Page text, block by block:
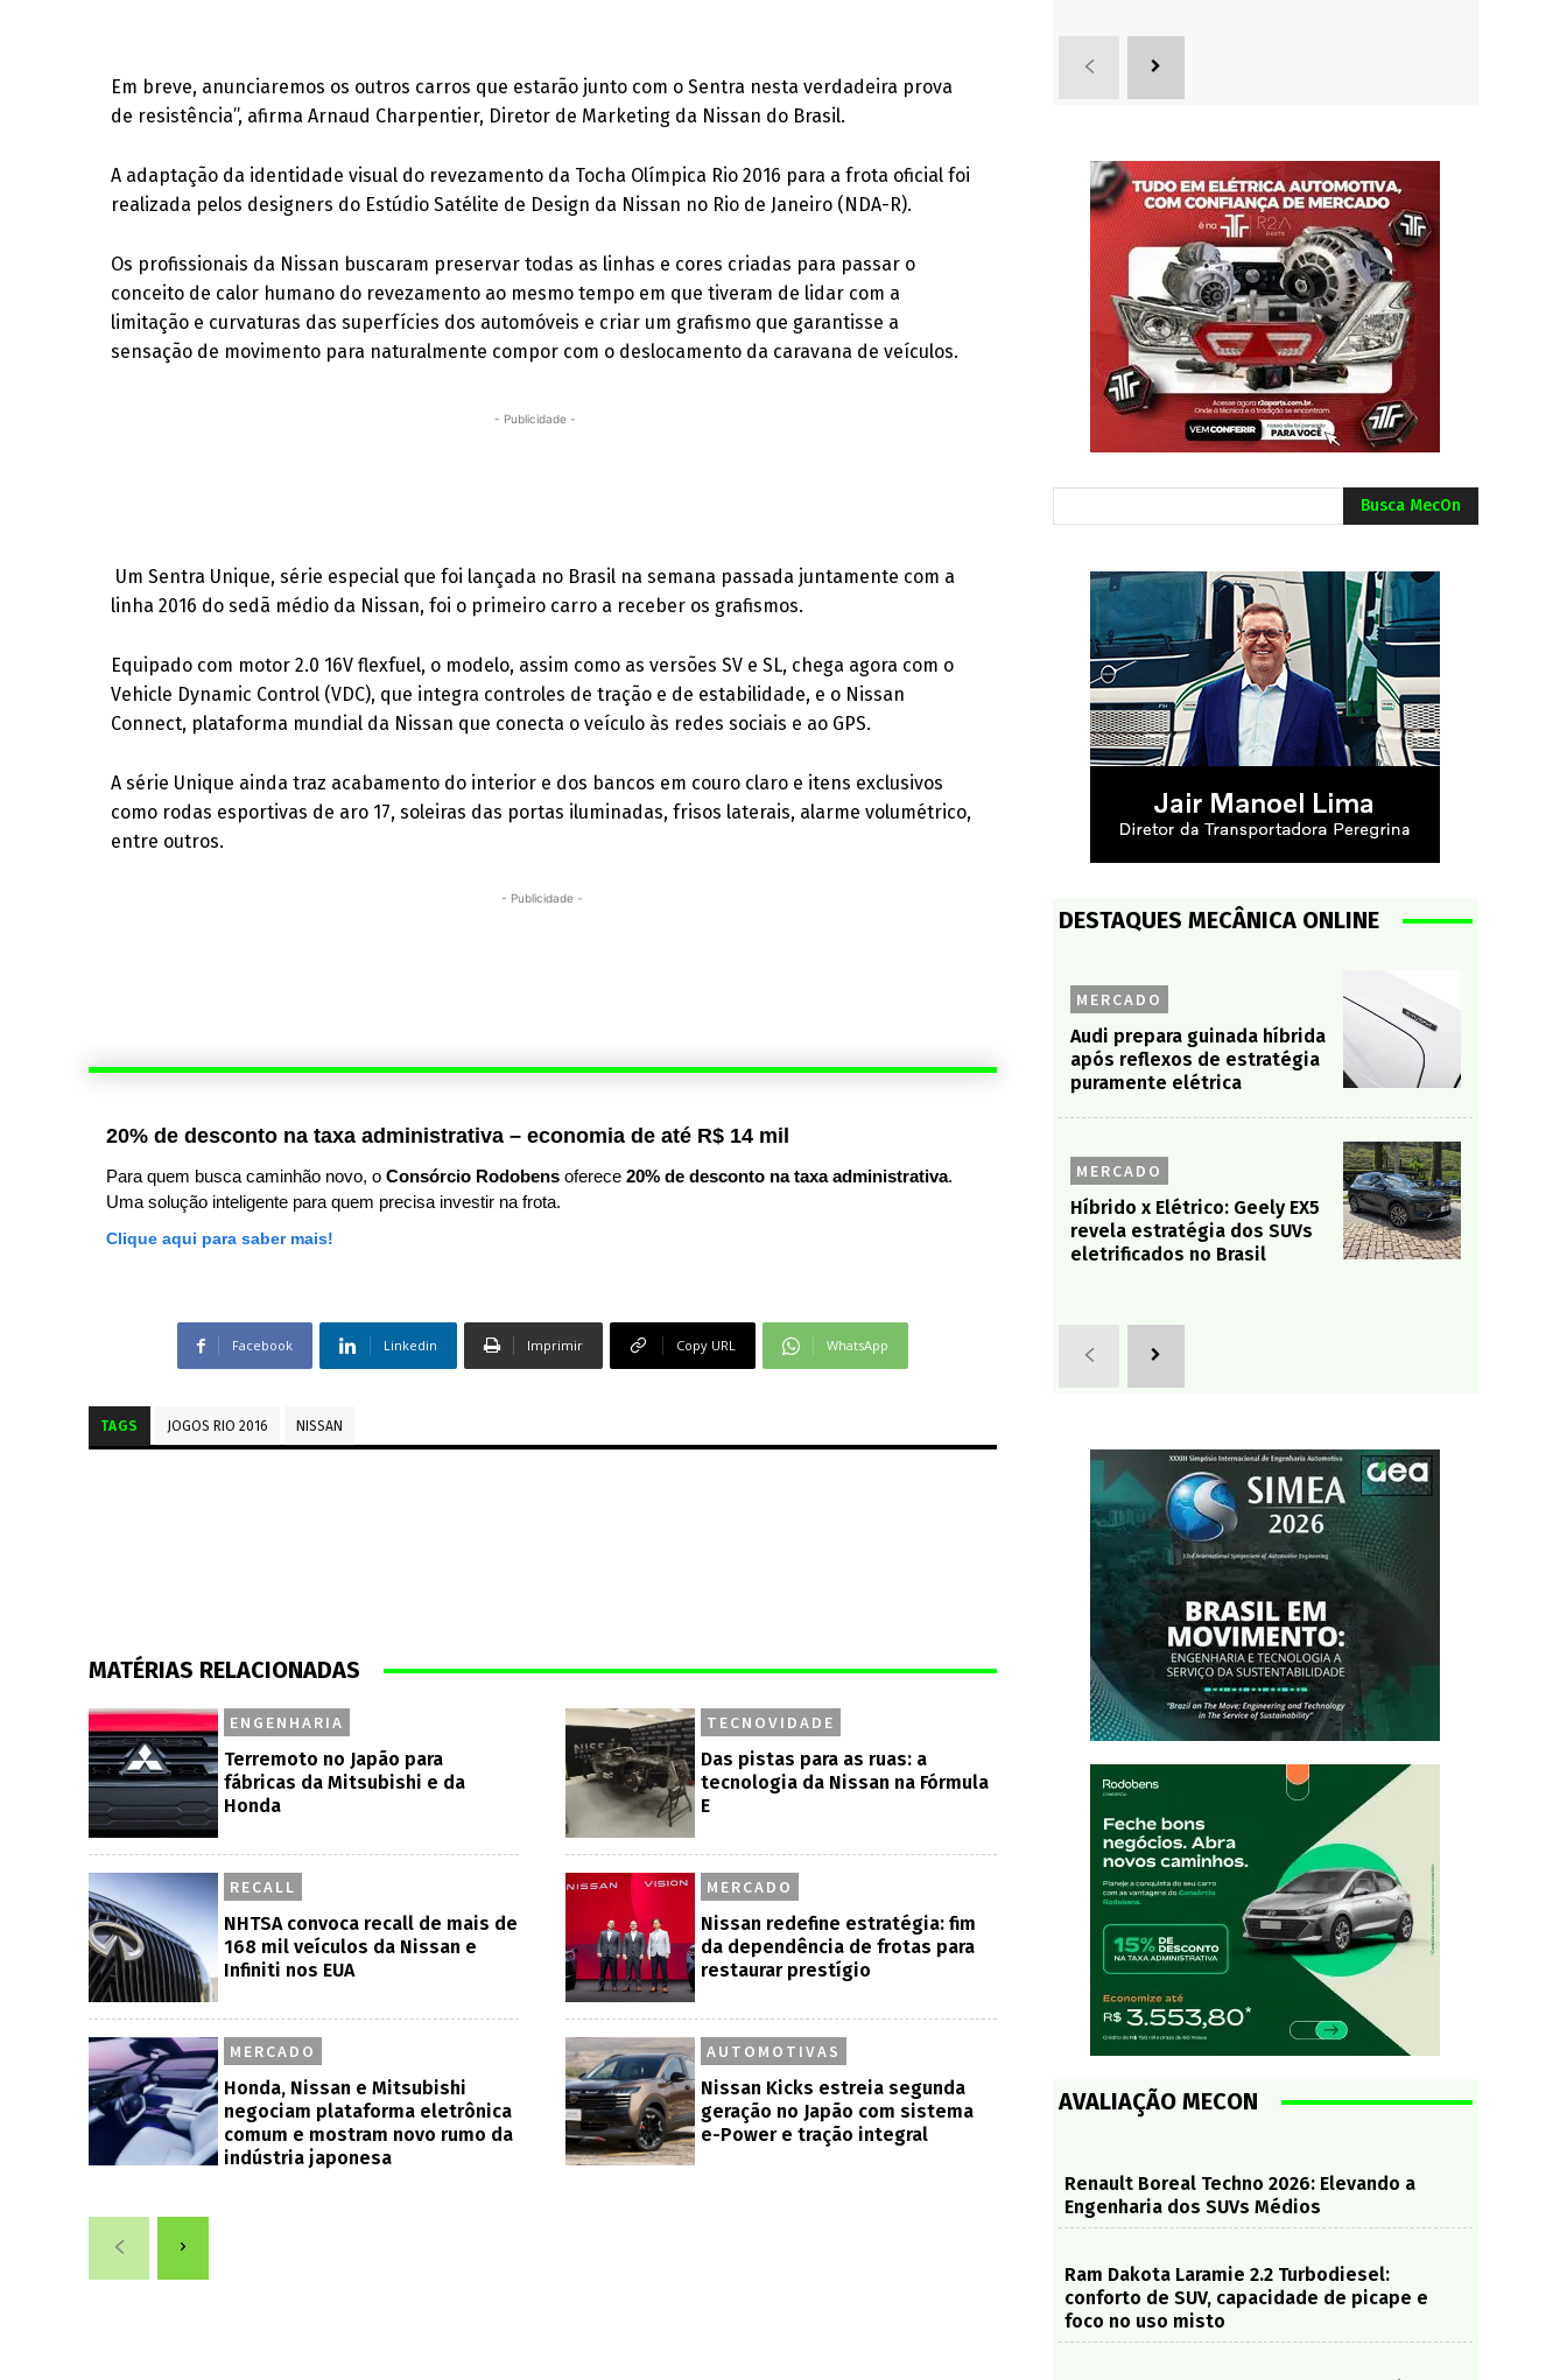
Em breve, anunciaremos os outros carros que estarão junto com o Sentra nesta verdadeira prova
de resistência”, afirma Arnaud Charpentier, Diretor de Marketing da Nissan do Brasil.
A adaptação da identidade visual do revezamento da Tocha Olímpica Rio 2016 para a frota oficial foi
realizada pelos designers do Estúdio Satélite de Design da Nissan no Rio de Janeiro (NDA-R).
Os profissionais da Nissan buscaram preservar todas as linhas e cores criadas para passar o
conceito de calor humano do revezamento ao mesmo tempo em que tiveram de lidar com a
limitação e curvaturas das superfícies dos automóveis e criar um grafismo que garantisse a
sensação de movimento para naturalmente compor com o deslocamento da caravana de veículos.
- Publicidade -
Um Sentra Unique, série especial que foi lançada no Brasil na semana passada juntamente com a
linha 2016 do sedã médio da Nissan, foi o primeiro carro a receber os grafismos.
Equipado com motor 2.0 16V flexfuel, o modelo, assim como as versões SV e SL, chega agora com o
Vehicle Dynamic Control (VDC), que integra controles de tração e de estabilidade, e o Nissan
Connect, plataforma mundial da Nissan que conecta o veículo às redes sociais e ao GPS.
A série Unique ainda traz acabamento do interior e dos bancos em couro claro e itens exclusivos
como rodas esportivas de aro 17, soleiras das portas iluminadas, frisos laterais, alarme volumétrico,
entre outros.
- Publicidade -
20% de desconto na taxa administrativa – economia de até R$ 14 mil
Para quem busca caminhão novo, o Consórcio Rodobens oferece 20% de desconto na taxa administrativa.
Uma solução inteligente para quem precisa investir na frota.
Clique aqui para saber mais!
Facebook Linkedin Imprimir Copy URL WhatsApp
TAGS JOGOS RIO 2016 NISSAN
MATÉRIAS RELACIONADAS
ENGENHARIA
Terremoto no Japão para
fábricas da Mitsubishi e da
Honda
TECNOVIDADE
Das pistas para as ruas: a
tecnologia da Nissan na Fórmula
E
RECALL
NHTSA convoca recall de mais de
168 mil veículos da Nissan e
Infiniti nos EUA
MERCADO
Nissan redefine estratégia: fim
da dependência de frotas para
restaurar prestígio
MERCADO
Honda, Nissan e Mitsubishi
negociam plataforma eletrônica
comum e mostram novo rumo da
indústria japonesa
AUTOMOTIVAS
Nissan Kicks estreia segunda
geração no Japão com sistema
e-Power e tração integral
Busca MecOn
DESTAQUES MECÂNICA ONLINE
MERCADO
Audi prepara guinada híbrida
após reflexos de estratégia
puramente elétrica
MERCADO
Híbrido x Elétrico: Geely EX5
revela estratégia dos SUVs
eletrificados no Brasil
AVALIAÇÃO MECON
Renault Boreal Techno 2026: Elevando a
Engenharia dos SUVs Médios
Ram Dakota Laramie 2.2 Turbodiesel:
conforto de SUV, capacidade de picape e
foco no uso misto